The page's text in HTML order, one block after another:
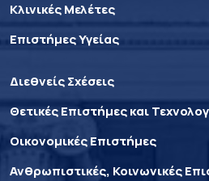
Κλινικές Μελέτες
Επιστήμες Υγείας
Διεθνείς Σχέσεις
Θετικές Επιστήμες και
Οικονομικές Επιστήμες
Ανθρωπιστικές, Κοινωνικές